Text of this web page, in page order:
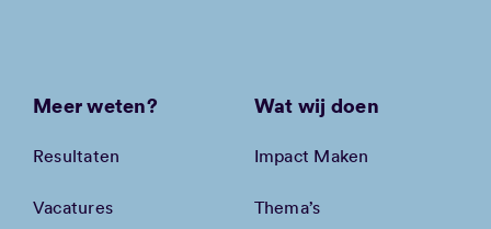
Meer weten?
Resultaten
Vacatures
Wat wij doen
Impact Maken
Thema’s